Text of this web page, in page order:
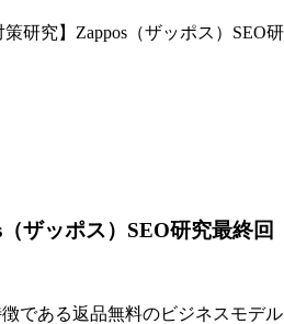
究】Zappos（ザッポス）SEO研
ザッポス）SEO研究最終回
である返品無料のビジネスモデ